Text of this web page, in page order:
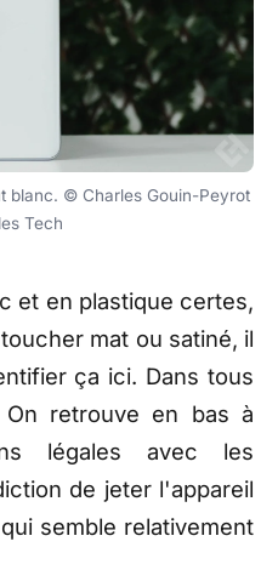
blanc. © Charles Gouin-Peyrot
Tech
et en plastique certes,
mat ou satiné, il
ça ici. Dans tous
retrouve en bas à
légales avec les
de jeter l'appareil
semble relativement